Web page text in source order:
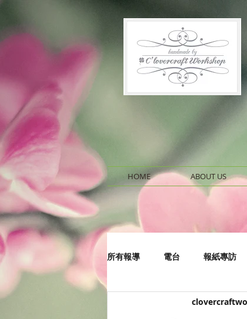
HOME ABOUT US
所有報導 電台 報紙專訪